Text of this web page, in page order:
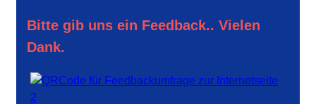
Bitte gib uns ein Feedback.. Vielen
Dank.